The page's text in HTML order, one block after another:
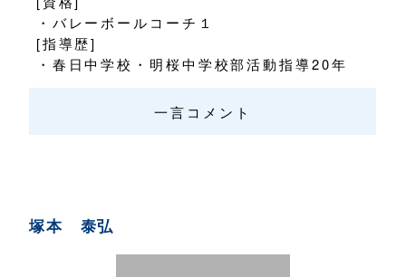
・バレーボールコーチ１
[指導歴]
・春日中学校・明桜中学校部活動指導20年
一言コメント
塚本 泰弘